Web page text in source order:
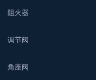
阻火器
调节阀
角座阀